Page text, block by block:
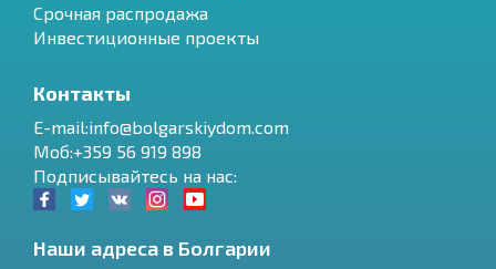
Срочная распродажа
Инвестиционные проекты
Контакты
E-mail:info@bolgarskiydom.com
Моб:+359 56 919 898
Подписывайтесь на нас:
Наши адреса в Болгарии